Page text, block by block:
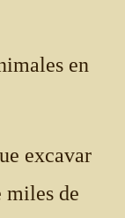
en
excavar
miles de